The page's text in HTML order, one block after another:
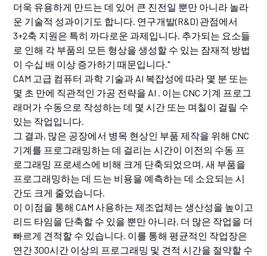
더욱 유용하게 만드는 데 있어 큰 진전일 뿐만 아니라 놀라
운 기술적 성과이기도 합니다. 연구개발(R&D) 관점에서
3+2축 지원은 특히 까다로운 과제입니다. 추가되는 요소들
로 인해 각 부품의 모든 형상을 생성할 수 있는 잠재적 방법
이 수십 배 이상 증가하기 때문입니다."
CAM 고급 컴퓨터 과학 기술과 AI 복잡성에 따라 몇 분 또는
몇 초 만에 직관적인 가공 전략을 AI . 이는 CNC 기계 프로그
래머가 수동으로 작성하는 데 몇 시간 또는 며칠이 걸릴 수
있는 작업입니다.
그 결과, 많은 공장에서 병목 현상인 부품 제작을 위해 CNC
기계를 프로그래밍하는 데 걸리는 시간이 이전의 수동 프
로그래밍 프로세스에 비해 크게 단축되었으며, 새 부품을
프로그래밍하는 데 드는 비용을 예측하는 데 소요되는 시
간도 크게 줄었습니다.
이 이점을 통해 CAM 사용하는 제조업체는 생산성을 높이고
리드 타임을 단축할 수 있을 뿐만 아니라, 더 많은 작업을 더
빠르게 견적할 수 있습니다. 이를 통해 평균적인 작업장은
연간 300시간 이상의 프로그래밍 및 견적 시간을 절약할 수